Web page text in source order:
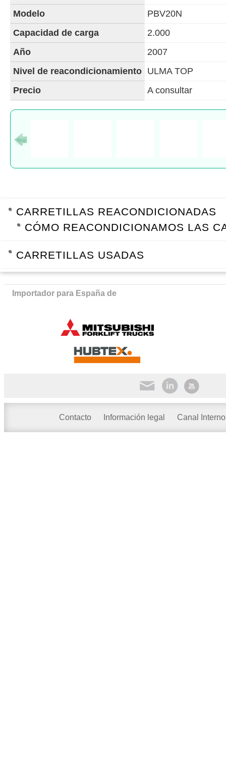
Modelo
PBV20N
Capacidad de carga
2.000
Año
2007
Nivel de reacondicionamiento ULMA TOP
Precio
A consultar
CARRETILLAS REACONDICIONADAS
CÓMO REACONDICIONAMOS LAS
CARRETILLAS USADAS
Importador para España de
Contacto Información legal Canal